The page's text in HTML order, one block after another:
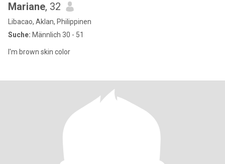
Mariane, 32
Libacao, Aklan, Philippinen
Suche: Männlich 30 - 51
I'm brown skin color